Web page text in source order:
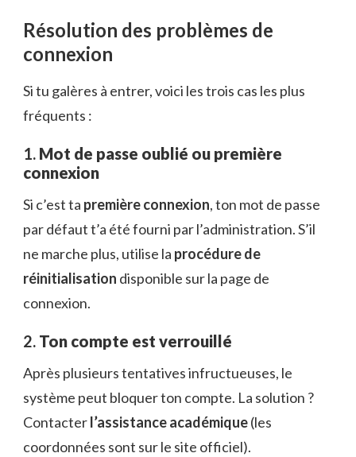
Résolution des problèmes de
connexion
Si tu galères à entrer, voici les trois cas les plus
fréquents :
1. Mot de passe oublié ou première
connexion
Si c’est ta première connexion, ton mot de passe
par défaut t’a été fourni par l’administration. S’il
ne marche plus, utilise la procédure de
réinitialisation disponible sur la page de
connexion.
2. Ton compte est verrouillé
Après plusieurs tentatives infructueuses, le
système peut bloquer ton compte. La solution ?
Contacterl’assistance académique(les
coordonnées sont sur le site officiel).